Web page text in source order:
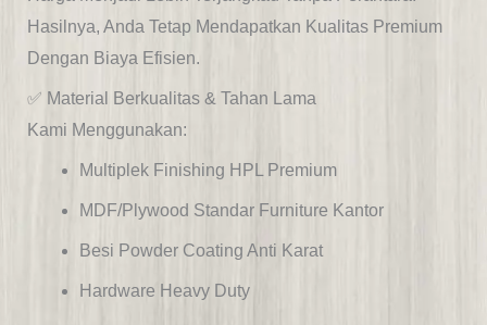
Hasilnya, Anda Tetap Mendapatkan Kualitas Premium
Dengan Biaya Efisien.
✅ Material Berkualitas & Tahan Lama
Kami Menggunakan:
Multiplek Finishing HPL Premium
MDF/plywood Standar Furniture Kantor
Besi Powder Coating Anti Karat
Hardware Heavy Duty